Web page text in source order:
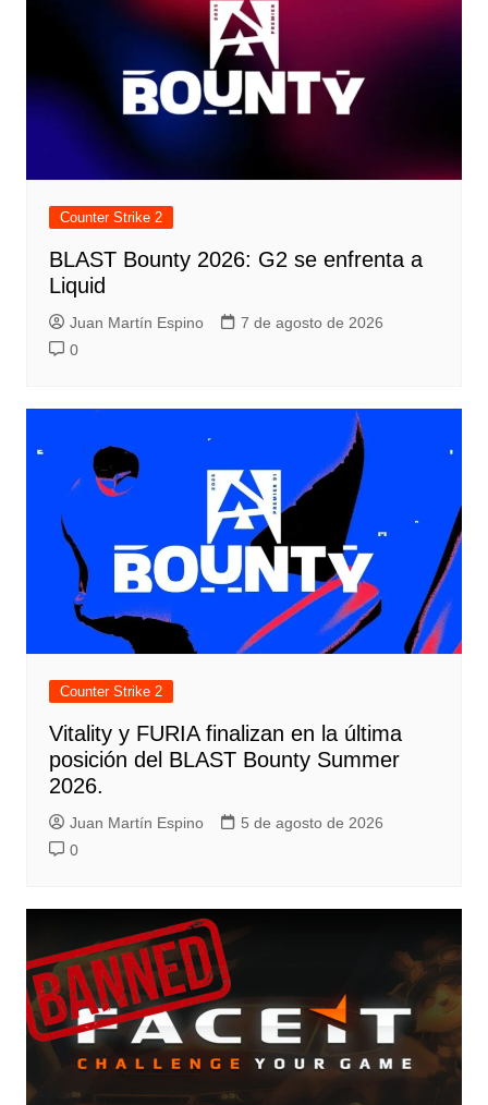
Counter Strike 2
BLAST Bounty 2026: G2 se enfrenta a
Liquid
Juan Martín Espino
7 de agosto de 2026
0
Counter Strike 2
Vitality y FURIA finalizan en la última
posición del BLAST Bounty Summer
2026.
Juan Martín Espino
5 de agosto de 2026
0